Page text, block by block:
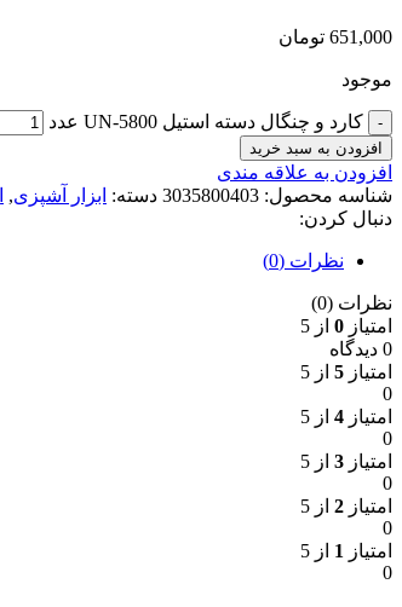
651,000 تومان
موجود
کارد و چنگال دسته استیل UN-5800 عدد
افزودن به سبد خرید
افزودن به علاقه مندی
شناسه محصول: 3035800403 دسته: ابزار آشپزی,
دنبال کردن:
نظرات (0)
نظرات (0)
امتیاز 0 از 5
0 دیدگاه
امتیاز 5 از 5
0
امتیاز 4 از 5
0
امتیاز 3 از 5
0
امتیاز 2 از 5
0
امتیاز 1 از 5
0